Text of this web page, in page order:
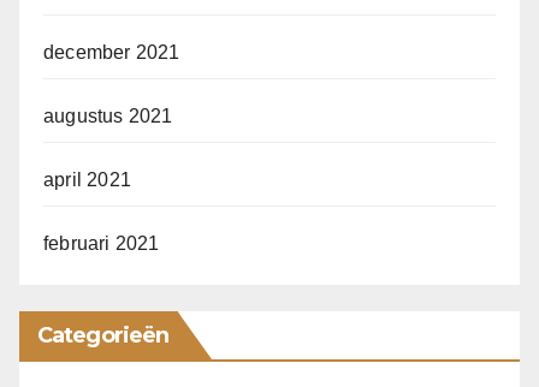
december 2021
augustus 2021
april 2021
februari 2021
Categorieën